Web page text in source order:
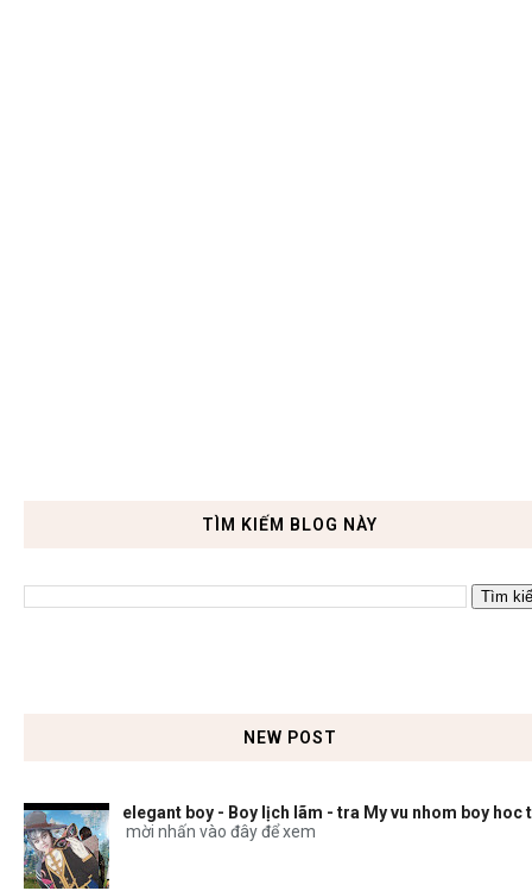
TÌM KIẾM BLOG NÀY
NEW POST
elegant boy - Boy lịch lãm - tra My vu nhom boy hoc
mời nhấn vào đây để xem